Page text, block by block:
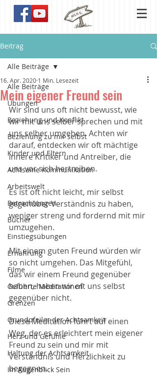
Beitrag
Alle Beiträge
Übungen
Beziehung und Konflikt
Beziehung zu mir selbst
Kinder und Eltern
Achtsame Kommunikation
Arbeitswelt
Betrachtungen
Bücher
Einstiegsübungen
Ernährung
Filme
Geführte Meditationen
Grenzen
Grundpfeiler der Achtsamkeit
Herz und Gefühle
Haltung der Achtsamkeit
Im Augenblick Sein
Alle Beiträge
Mein eigener Freund sein
16. Apr. 2020 1 Min. Lesezeit
Wir sind uns oft nicht bewusst, wie
wir mit uns selber sprechen und mit
uns selber umgehen. Achten wir
darauf, entdecken wir oft mächtige
innere Kritiker und Antreiber, die
uns vor sich hertreiben.
Es ist oft nicht leicht, mir selbst
gegenüber Verständnis zu haben,
weniger streng und fordernd mit mir
umzugehen.
Mit einem guten Freund würden wir
so nicht umgehen. Das Mitgefühl,
das wir einem Freund gegenüber
haben, haben wir oft uns selbst
gegenüber nicht.
Diese Meditation führt auf einen
Weg, der es erleichtert mein eigener
Freund zu sein und mir mit
Verständnis und Herzlichkeit zu
begegnen.